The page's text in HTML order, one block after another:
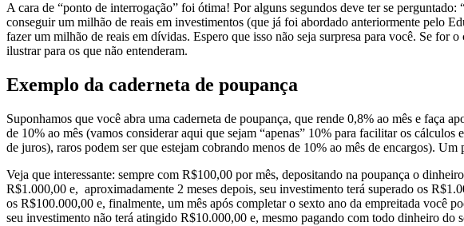
A cara de “ponto de interrogação” foi ótima! Por alguns segundos deve ter se
conseguir um milhão de reais em investimentos (que já foi abordado anteriormente pelo
fazer um milhão de reais em dívidas. Espero que isso não seja surpresa para você. Se
ilustrar para os que não entenderam.
Exemplo da caderneta de poupança
Suponhamos que você abra uma caderneta de poupança, que rende 0,8% ao mês e faça
de 10% ao mês (vamos considerar aqui que sejam “apenas” 10% para facilitar os
de juros), raros podem ser que estejam cobrando menos de 10% ao mês de encargos).
Veja que interessante: sempre com R$100,00 por mês, depositando na poupança o
R$1.000,00 e, aproximadamente 2 meses depois, seu investimento terá superado os
os R$100.000,00 e, finalmente, um mês após completar o sexto ano da empreitada você
seu investimento não terá atingido R$10.000,00 e, mesmo pagando com todo dinheiro